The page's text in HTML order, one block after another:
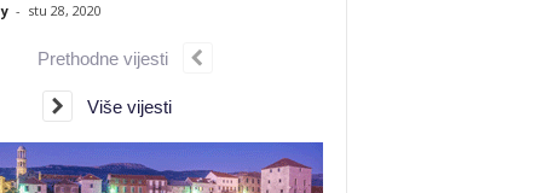
- stu 28, 2020
Prethodne vijesti
Više vijesti